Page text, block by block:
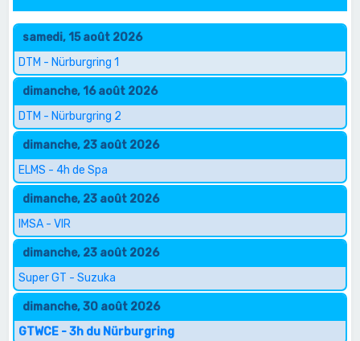
samedi, 15 août 2026
DTM - Nürburgring 1
dimanche, 16 août 2026
DTM - Nürburgring 2
dimanche, 23 août 2026
ELMS - 4h de Spa
dimanche, 23 août 2026
IMSA - VIR
dimanche, 23 août 2026
Super GT - Suzuka
dimanche, 30 août 2026
GTWCE - 3h du Nürburgring